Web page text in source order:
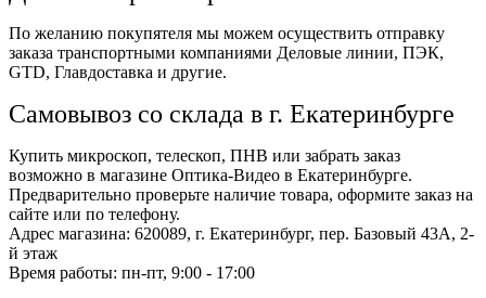
По желанию покупятеля мы можем осуществить отправку
заказа транспортными компаниями Деловые линии, ПЭК,
GTD, Главдоставка и другие.
Самовывоз со склада в г. Екатеринбурге
Купить микроскоп, телескоп, ПНВ или забрать заказ
возможно в магазине Оптика-Видео в Екатеринбурге.
Предварительно проверьте наличие товара, оформите заказ на
сайте или по телефону.
Адрес магазина: 620089, г. Екатеринбург, пер. Базовый 43А, 2-
й этаж
Время работы: пн-пт, 9:00 - 17:00